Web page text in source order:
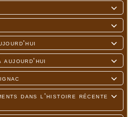






dans l'histoire récente